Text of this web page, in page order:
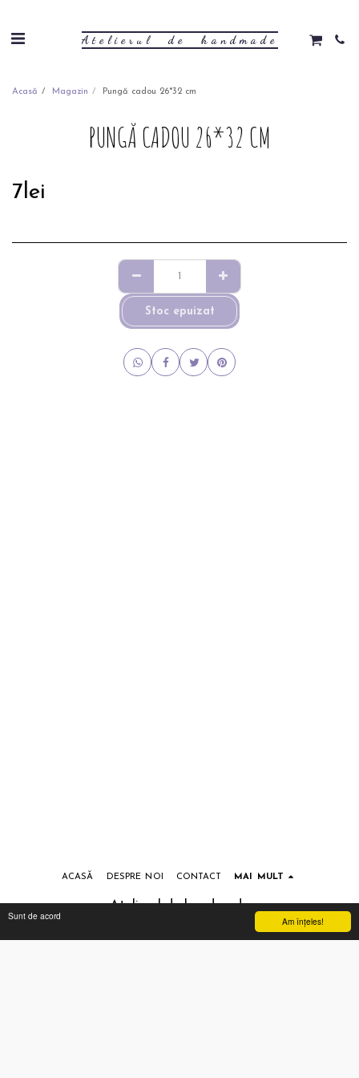
Am înţeles!
Sunt de acord
Atelierul de handmade
Acasă Magazin Pungă cadou 26*32 cm
PUNGĂ CADOU 26*32 CM
7lei
Stoc epuizat
Atelierul de handmade
Drepturi de autor © 2026 Toate drepturile rezervate
ACASĂ DESPRE NOI CONTACT MAI MULT